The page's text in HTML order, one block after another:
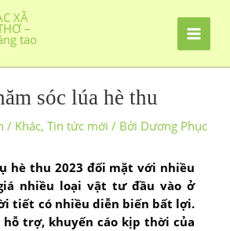
sóc lúa hè thu
/ Khác, Tin tức mới / Bởi Dương Phục
hè thu 2023 đối mặt với nhiều
nhiều loại vật tư đầu vào ở
tiết có nhiều diễn biến bất lợi.
trợ, khuyến cáo kịp thời của